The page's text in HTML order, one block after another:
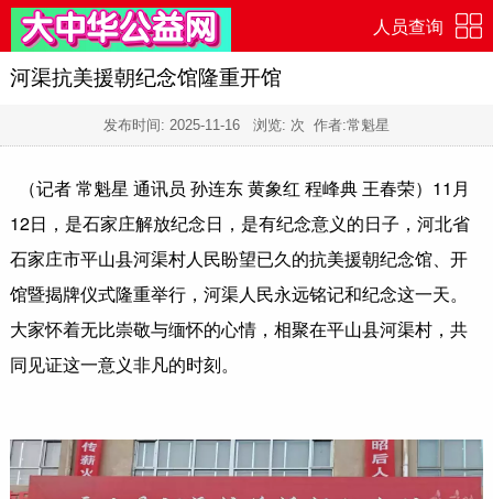
人员查询
河渠抗美援朝纪念馆隆重开馆
发布时间: 2025-11-16 浏览: 次 作者:常魁星
（记者 常魁星 通讯员 孙连东 黄象红 程峰典 王春荣）11月
12日，是石家庄解放纪念日，是有纪念意义的日子，河北省
石家庄市平山县河渠村人民盼望已久的抗美援朝纪念馆、开
馆暨揭牌仪式隆重举行，河渠人民永远铭记和纪念这一天。
大家怀着无比崇敬与缅怀的心情，相聚在平山县河渠村，共
同见证这一意义非凡的时刻。